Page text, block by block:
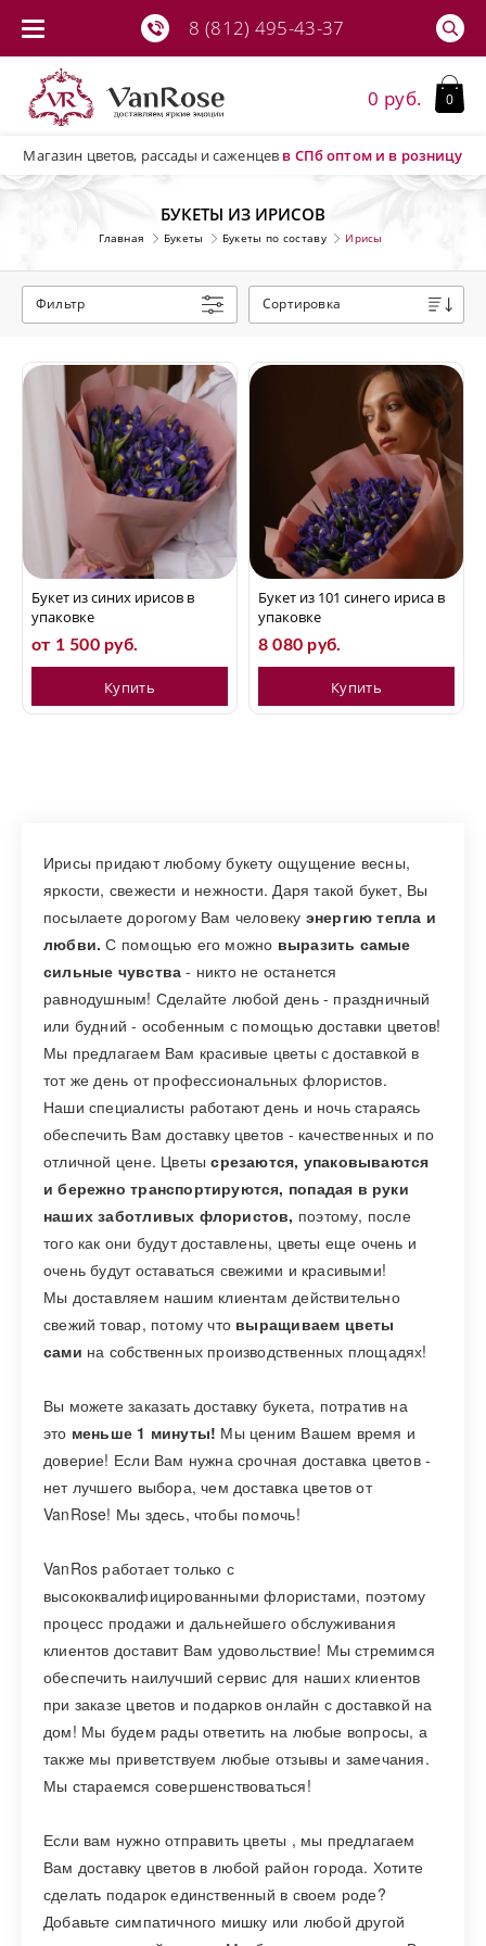
8 (812) 495-43-37
Магазин цветов, рассады и саженцев в СПбоптом и в розницу
0 руб. 0
БУКЕТЫ ИЗ ИРИСОВ
Главная Букеты Букеты по составу Ирисы
Фильтр Сортировка
Букет из синих ирисов в
упаковке
от 1 500 руб.
Купить
Букет из 101 синего ириса в
упаковке
8 080 руб.
Купить
Ирисы придают любому букету ощущение весны,
яркости, свежести и нежности. Даря такой букет, Вы
посылаете дорогому Вам человеку энергию тепла и
любви. С помощью его можно выразить самые
сильные чувства- никто не останется
равнодушным! Сделайте любой день - праздничный
или будний - особенным с помощью доставки цветов!
Мы предлагаем Вам красивые цветы с доставкой в
тот же день от профессиональных флористов.
Наши специалисты работают день и ночь стараясь
обеспечить Вам доставку цветов - качественных и по
отличной цене. Цветысрезаются, упаковываются
и бережно транспортируются, попадая в руки
наших заботливых флористов, поэтому, после
того как они будут доставлены, цветы еще очень и
очень будут оставаться свежими и красивыми!
Мы доставляем нашим клиентам действительно
свежий товар, потому что выращиваем цветы
сами на собственных производственных площадях!
Вы можете заказать доставку букета, потратив на
это меньше 1 минуты! Мы ценим Вашем время и
доверие! Если Вам нужна срочная доставка цветов -
нет лучшего выбора, чем доставка цветов от
VanRose! Мы здесь, чтобы помочь!
VanRos работает только с
высококвалифицированными флористами, поэтому
процесс продажи и дальнейшего обслуживания
клиентов доставит Вам удовольствие! Мы стремимся
обеспечить наилучший сервис для наших клиентов
при заказе цветов и подарков онлайн с доставкой на
дом! Мы будем рады ответить на любые вопросы, а
также мы приветствуем любые отзывы и замечания.
Мы стараемся совершенствоваться!
Если вам нужно отправить цветы , мы предлагаем
Вам доставку цветов в любой район города. Хотите
сделать подарок единственный в своем роде?
Добавьте симпатичного мишку или любой другой